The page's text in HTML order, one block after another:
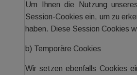
Um Ihnen die Nutzung
Session-Cookies ein, um zu
haben. Diese Session Cookies
b) Temporäre Cookies
Wir setzen ebenfalls Cookies